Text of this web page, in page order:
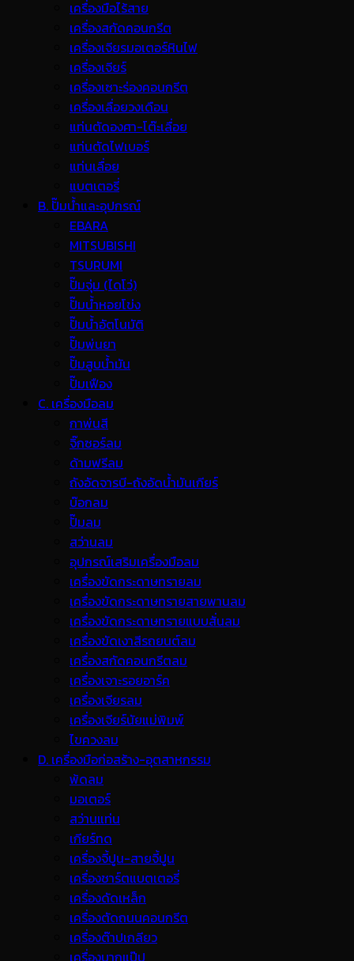
เครื่องมือไร้สาย
เครื่องสกัดคอนกรีต
เครื่องเจียรมอเตอร์หินไฟ
เครื่องเจียร์
เครื่องเซาะร่องคอนกรีต
เครื่องเลื่อยวงเดือน
แท่นตัดองศา-โต๊ะเลื่อย
แท่นตัดไฟเบอร์
แท่นเลื่อย
แบตเตอรี่
B. ปั๊มน้ำและอุปกรณ์
EBARA
MITSUBISHI
TSURUMI
ปั๊มจุ่ม (ไดโว่)
ปั๊มน้ำหอยโข่ง
ปั๊มน้ำอัตโนมัติ
ปั๊มพ่นยา
ปั๊มสูบน้ำมัน
ปั๊มเฟือง
C. เครื่องมือลม
กาพ่นสี
จิ๊กซอร์ลม
ด้ามฟรีลม
ถังอัดจารบี-ถังอัดน้ำมันเกียร์
บ๊อกลม
ปั๊มลม
สว่านลม
อุปกรณ์เสริมเครื่องมือลม
เครื่องขัดกระดาษทรายลม
เครื่องขัดกระดาษทรายสายพานลม
เครื่องขัดกระดาษทรายแบบสั่นลม
เครื่องขัดเงาสีรถยนต์ลม
เครื่องสกัดคอนกรีตลม
เครื่องเจาะรอยอาร์ค
เครื่องเจียรลม
เครื่องเจียร์นัยแม่พิมพ์
ไขควงลม
D. เครื่องมือก่อสร้าง-อุตสาหกรรม
พ้ดลม
มอเตอร์
สว่านแท่น
เกียร์ทด
เครื่องจี้ปูน-สายจี้ปูน
เครื่องชาร์ตแบตเตอรี่
เครื่องดัดเหล็ก
เครื่องตัดถนนคอนกรีต
เครื่องต๊าปเกลียว
เครื่องบากแป๊ป